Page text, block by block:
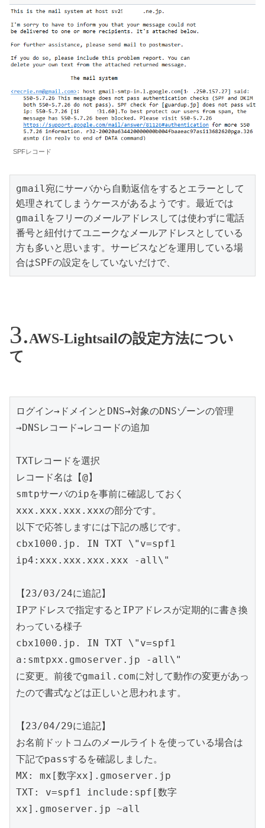
SPFレコード
gmail宛にサーバから自動返信をするとエラーとして
処理されてしまうケースがあるようです。最近では
gmailをフリーのメールアドレスしては使わずに電話
番号と紐付けてユニークなメールアドレスとしている
方も多いと思います。サービスなどを運用している場
合はSPFの設定をしていないだけで、
AWS-Lightsailの設定方法につい
て
ログイン→ドメインとDNS→対象のDNSゾーンの管理
→DNSレコード→レコードの追加
TXTレコードを選択
レコード名は【@】
smtpサーバのipを事前に確認しておく
xxx.xxx.xxx.xxxの部分です。
以下で応答しますには下記の感じです。
cbx1000.jp. IN TXT \"v=spf1
ip4:xxx.xxx.xxx.xxx -all\"
【23/03/24に追記】
IPアドレスで指定するとIPアドレスが定期的に書き換
わっている様子
cbx1000.jp. IN TXT \"v=spf1
a:smtpxx.gmoserver.jp -all\"
に変更。前後でgmail.comに対して動作の変更があっ
たので書式などは正しいと思われます。
【23/04/29に追記】
お名前ドットコムのメールライトを使っている場合は
下記でpassするを確認しました。
MX: mx[数字xx].gmoserver.jp
TXT: v=spf1 include:spf[数字
xx].gmoserver.jp ~all